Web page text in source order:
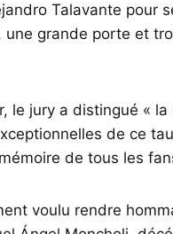
Talavante pour
une grande porte et
le jury a distingué « la
de ce
de tous les
voulu rendre